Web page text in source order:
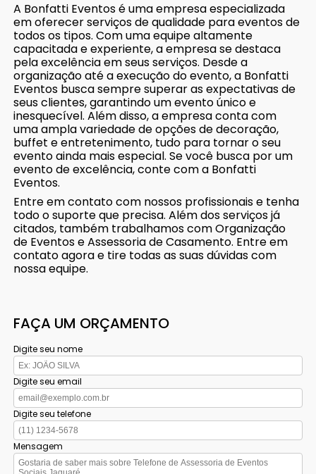
A Bonfatti Eventos é uma empresa especializada
em oferecer serviços de qualidade para eventos de
todos os tipos. Com uma equipe altamente
capacitada e experiente, a empresa se destaca
pela excelência em seus serviços. Desde a
organização até a execução do evento, a Bonfatti
Eventos busca sempre superar as expectativas de
seus clientes, garantindo um evento único e
inesquecível. Além disso, a empresa conta com
uma ampla variedade de opções de decoração,
buffet e entretenimento, tudo para tornar o seu
evento ainda mais especial. Se você busca por um
evento de excelência, conte com a Bonfatti
Eventos.
Entre em contato com nossos profissionais e tenha
todo o suporte que precisa. Além dos serviços já
citados, também trabalhamos com Organização
de Eventos e Assessoria de Casamento. Entre em
contato agora e tire todas as suas dúvidas com
nossa equipe.
FAÇA UM ORÇAMENTO
Digite seu nome
Digite seu email
Digite seu telefone
Mensagem